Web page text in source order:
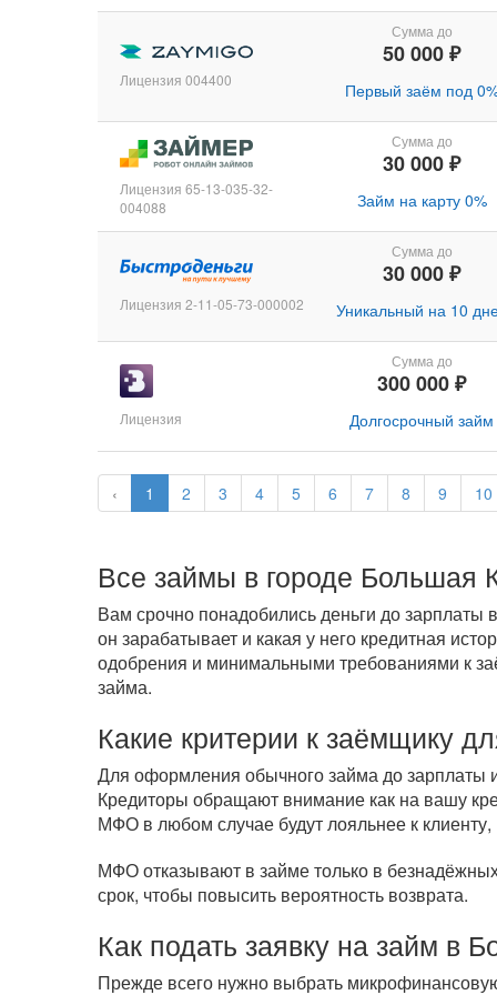
‹ 1 2 3 4 5 6 7 8 9 10
Лицензия 004400
Сумма до
50 000 ₽
Первый заём под
Лицензия 65-13-035-32-
004088
Сумма до
30 000 ₽
Займ на карту 0%
Лицензия 2-11-05-73-000002
Сумма до
30 000 ₽
Уникальный на 10
Лицензия
Сумма до
300 000 ₽
Долгосрочный займ
Все займы в городе Большая
Вам срочно понадобились деньги до зарплаты
он зарабатывает и какая у него кредитная
одобрения и минимальными требованиями к
займа.
Какие критерии к заёмщику
Для оформления обычного займа до зарплаты
Кредиторы обращают внимание как на вашу
МФО в любом случае будут лояльнее к
МФО отказывают в займе только в
срок, чтобы повысить вероятность возврата.
Как подать заявку на займ в
Прежде всего нужно выбрать